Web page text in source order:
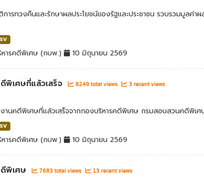
ารทวงคืนและรักษาผลประโยชน์ของรัฐและประชาชน รวบรวมมูลค่า
ารคดีพิเศษ (กบพ.) 10 มิถุนายน 2569
พิเศษที่แล้วเสร็จ 8249 total views 3 recent views
านคดีพิเศษที่แล้วเสร็จจากกองบริหารคดีพิเศษ กรมสอบสวนคดีพิเศ
ารคดีพิเศษ (กบพ.) 10 มิถุนายน 2569
พิเศษ 7683 total views 13 recent views